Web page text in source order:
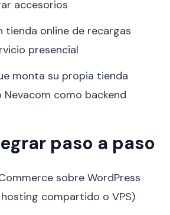
accesorios
tienda online de recargas
presencial
monta su propia tienda
Nevacom como backend
paso a paso
sobre WordPress
compartido o VPS)